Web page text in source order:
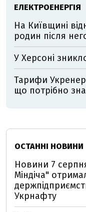
ЕЛЕКТРОЕНЕРГІЯ
На Київщині
родин після
У Херсоні
Тарифи
що потрібно
ОСТАННІ НОВИНИ
Новини 7
Міндіча"
Укрнафту